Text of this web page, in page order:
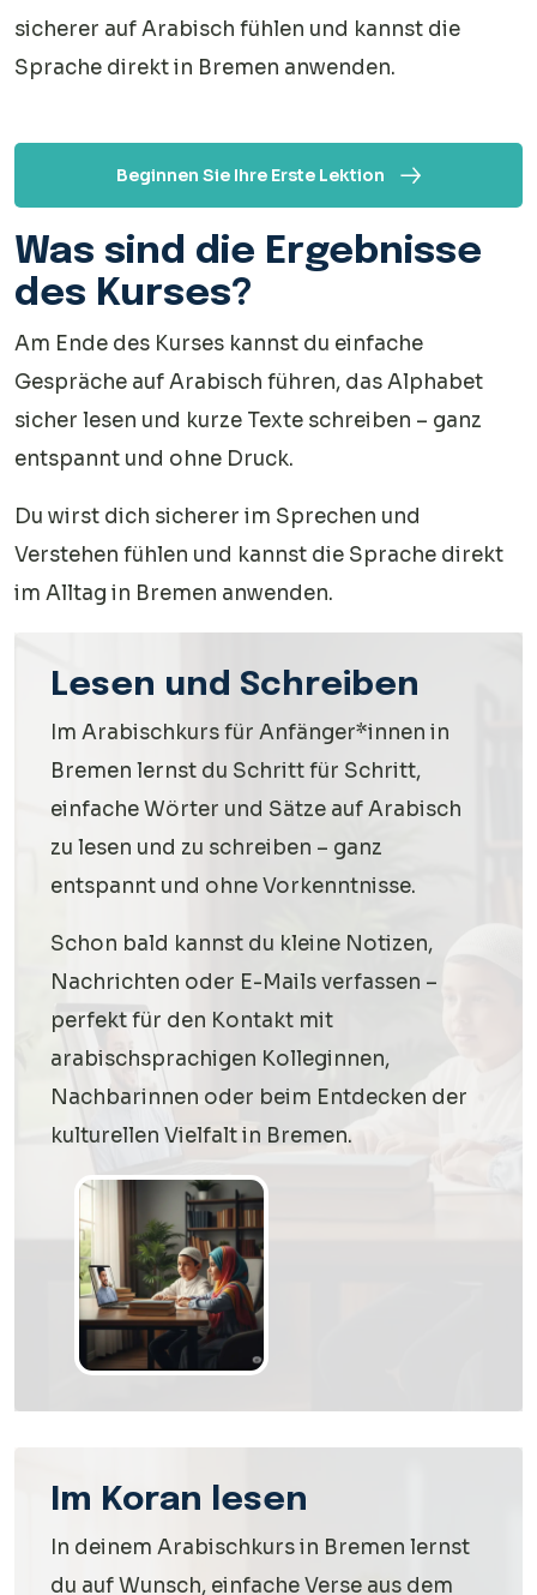
sicherer auf Arabisch fühlen und kannst die
Sprache direkt in Bremen anwenden.
Beginnen Sie Ihre Erste Lektion
Was sind die Ergebnisse
des Kurses?
Am Ende des Kurses kannst du einfache
Gespräche auf Arabisch führen, das Alphabet
sicher lesen und kurze Texte schreiben – ganz
entspannt und ohne Druck.
Du wirst dich sicherer im Sprechen und
Verstehen fühlen und kannst die Sprache direkt
im Alltag in Bremen anwenden.
Lesen und Schreiben
Im Arabischkurs für Anfänger*innen in
Bremen lernst du Schritt für Schritt,
einfache Wörter und Sätze auf Arabisch
zu lesen und zu schreiben – ganz
entspannt und ohne Vorkenntnisse.
Schon bald kannst du kleine Notizen,
Nachrichten oder E-Mails verfassen –
perfekt für den Kontakt mit
arabischsprachigen Kolleginnen,
Nachbarinnen oder beim Entdecken der
kulturellen Vielfalt in Bremen.
Im Koran lesen
In deinem Arabischkurs in Bremen lernst
du auf Wunsch, einfache Verse aus dem